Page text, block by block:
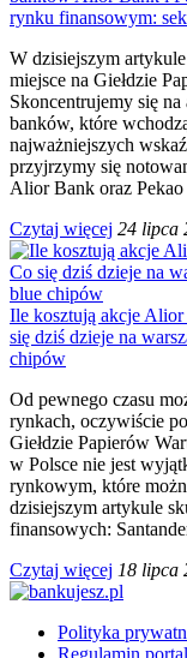
rynku finansowym:
W dzisiejszym
miejsce na Giełdzie
Skoncentrujemy się
banków, które
najważniejszych
przyjrzymy się
Alior Bank oraz
Czytaj więcej 24 lipca
Ile kosztują akcje Alior
się dziś dzieje na
chipów
Od pewnego czasu
rynkach, oczywiście
Giełdzie Papierów
w Polsce nie jest
rynkowym, które
dzisiejszym artykule
finansowych:
Czytaj więcej 18 lipca
Polityka
Regulamin